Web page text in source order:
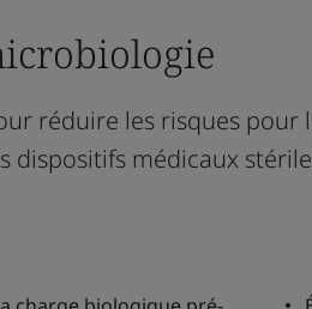
réduire les risques pour
médicaux